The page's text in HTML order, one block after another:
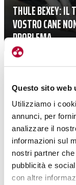
Questo sito web
Utilizziamo i
annunci, per
analizzare il
informazioni sul
nostri partner
pubblicità e
con altre
THULE BEXEY: IL
VOSTRO CANE
PROBLEMA